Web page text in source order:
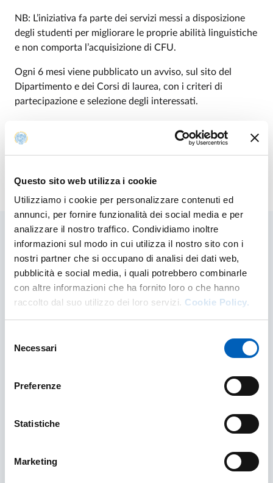
Questo sito web utilizza i cookie
Utilizziamo i cookie per personalizzare contenuti ed
annunci, per fornire funzionalità dei social media e per
analizzare il nostro traffico. Condividiamo inoltre
informazioni sul modo in cui utilizza il nostro sito con i
nostri partner che si occupano di analisi dei dati web,
pubblicità e social media, i quali potrebbero combinarle
con altre informazioni che ha fornito loro o che hanno
raccolto dal suo utilizzo dei loro servizi. Cookie Policy.
delNecessari
Preferenze
Statistiche
Marketing
NB: L’iniziativa fa parte dei servizi messi a disposizione
degli studenti per migliorare le proprie abilità linguistiche
e non comporta l’acquisizione di CFU.
Ogni 6 mesi viene pubblicato un avviso, sul sito del
Dipartimento e dei Corsi di laurea, con i criteri di
partecipazione e selezione degli interessati.
Corigliano:
).
Modificato il08/05/2026
Contenuti correlati
Informazioni utili per la mobilità internazionale